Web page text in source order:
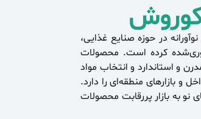
کوروش
در حوزه صنایع غذایی،
کرده است. محصولات
و استاندارد و انتخاب مواد
و بازارهای منطقه‌ای را دارد.
به بازار پررقابت محصولات